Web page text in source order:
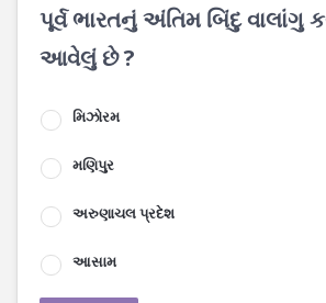
પૂર્વ ભારતનું અંતિમ બિંદુ વાલાંગુ
આવેલું છે ?
મિઝોરમ
મણિપુર
અરુણાચલ પ્રદેશ
આસામ